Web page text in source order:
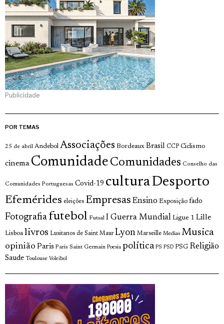
Publicidade
POR TEMAS
25 de abril Andebol Associações Bordeaux Brasil CCP Ciclismo
cinema Comunidade Comunidades Conselho das
Comunidades Portuguesas Covid-19 culturaDesporto
Efemérides eleições Empresas Ensino Exposição fado
Fotografia futebol Futsal I Guerra Mundial Ligue 1 Lille
Lisboa livros Lusitanos de Saint Maur Lyon Marseille Medias Musica
opinião Paris Paris Saint Germain Poesia política PS PSD PSG Religião
Saude Toulouse Voleibol